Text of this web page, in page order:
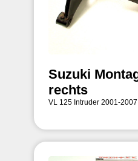
Suzuki
rechts
VL 125 Intruder 2001-2007